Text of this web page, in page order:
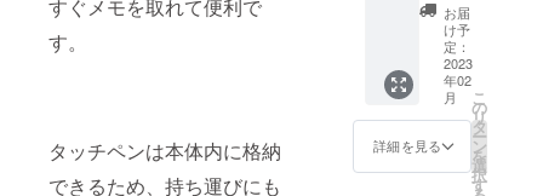
すぐメモを取れて便利で
す。
タッチペンは本体内に格納
できるため、持ち運びにも
2023年
03月頃
からオ
ンライ
ショッ
にて一
般販売
定価格
より下
がる可
能性も
ござい
ます。
類似商
品が発
況、製
造工程
上の都
合等に
より出
荷時期
が遅れ
る場合
卓x 1
セット
・一般
販売予
定価
格：
5,480円
※リター
ンはす
べて
お届
け予
定：
2023
年02
月
詳細を見る
こ
の
リ
タ
ー
ン
を
選
択
す